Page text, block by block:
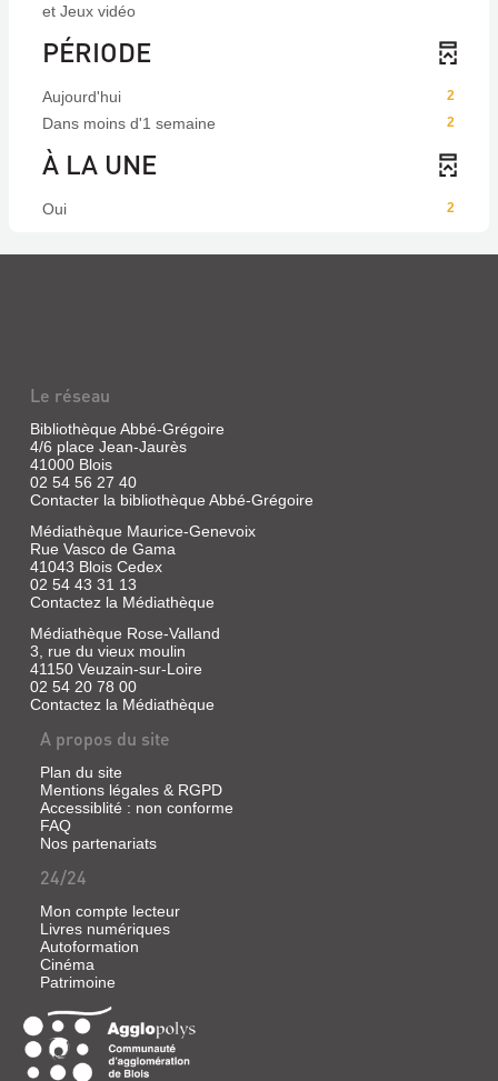
et Jeux vidéo
PÉRIODE
2
Aujourd'hui
2
Dans moins d'1 semaine
À LA UNE
2
Oui
Le réseau
Bibliothèque Abbé-Grégoire
4/6 place Jean-Jaurès
41000 Blois
02 54 56 27 40
Contacter la bibliothèque Abbé-Grégoire
Médiathèque Maurice-Genevoix
Rue Vasco de Gama
41043 Blois Cedex
02 54 43 31 13
Contactez la Médiathèque
Médiathèque Rose-Valland
3, rue du vieux moulin
41150 Veuzain-sur-Loire
02 54 20 78 00
Contactez la Médiathèque
A propos du site
Plan du site
Mentions légales & RGPD
Accessiblité : non conforme
FAQ
Nos partenariats
24/24
Mon compte lecteur
Livres numériques
Autoformation
Cinéma
Patrimoine